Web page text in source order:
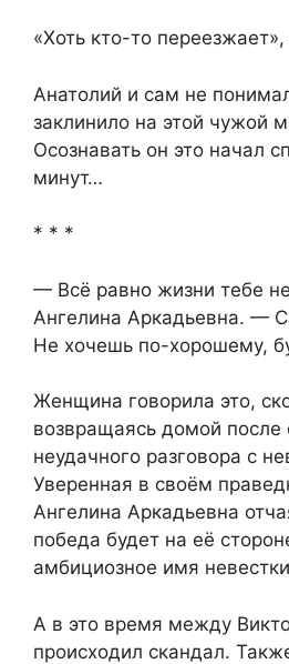
«Хоть кто-то
Анатолий и сам не
заклинило на этой чужой
Осознавать он это начал
минут…
* * *
— Всё равно жизни тебе
Ангелина Аркадьевна. —
Не хочешь по-хорошему,
Женщина говорила это,
возвращаясь домой после
неудачного разговора с
Уверенная в своём
Ангелина Аркадьевна
победа будет на её
амбициозное имя
А в это время между
происходил скандал.